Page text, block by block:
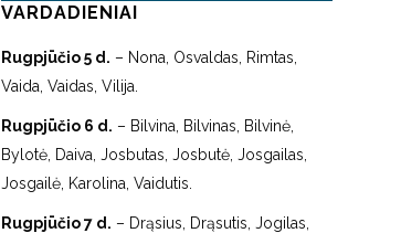
VARDADIENIAI
Rugpjūčio 5 d. – Nona, Osvaldas, Rimtas,
Vaida, Vaidas, Vilija.
Rugpjūčio 6 d. – Bilvina, Bilvinas, Bilvinė,
Bylotė, Daiva, Josbutas, Josbutė, Josgailas,
Josgailė, Karolina, Vaidutis.
Rugpjūčio 7 d. – Drąsius, Drąsutis, Jogilas,